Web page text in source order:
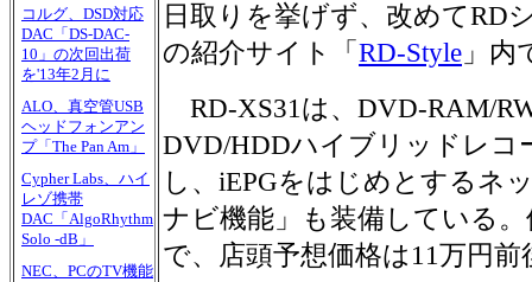
コルグ、DSD対応
DAC「DS-DAC-
10」の次回出荷
を'13年2月に
ALO、真空管USB
ヘッドフォンアン
プ「The Pan Am」
Cypher Labs、ハイ
レゾ携帯
DAC「AlgoRhythm
Solo -dB」
NEC、PCのTV機能
日取りを挙げず、改めてRD
の紹介サイト「 RD-Style 」
RD-XS31は、DVD-RAM/
DVD/HDDハイブリッドレコ
し、iEPGをはじめとするネ
ナビ機能」も装備している
で、店頭予想価格は11万円